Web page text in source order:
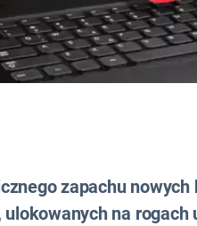
zapachu
na rogach